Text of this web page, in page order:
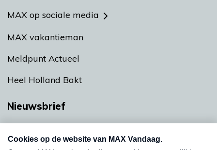
MAX op sociale media
MAX vakantieman
Meldpunt Actueel
Heel Holland Bakt
Nieuwsbrief
nieuwsbrief. Elke vrijdag- en dinsdagochtend in